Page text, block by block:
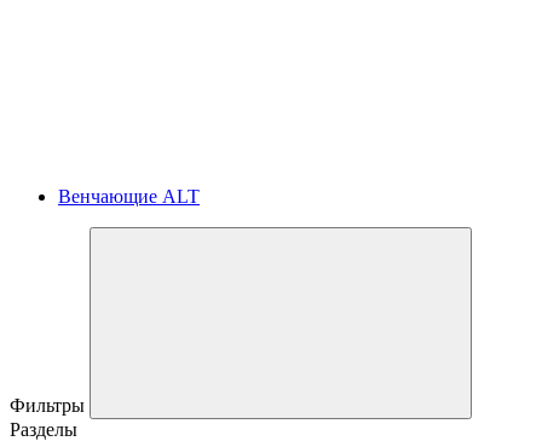
Венчающие ALT
Фильтры
Разделы